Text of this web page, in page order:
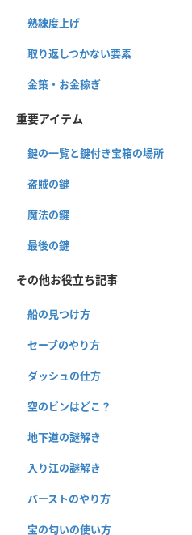
熟練度上げ
取り返しつかない要素
金策・お金稼ぎ
重要アイテム
鍵の一覧と鍵付き宝箱の場所
盗賊の鍵
魔法の鍵
最後の鍵
その他お役立ち記事
船の見つけ方
セーブのやり方
ダッシュの仕方
空のビンはどこ？
地下道の謎解き
入り江の謎解き
バーストのやり方
宝の匂いの使い方